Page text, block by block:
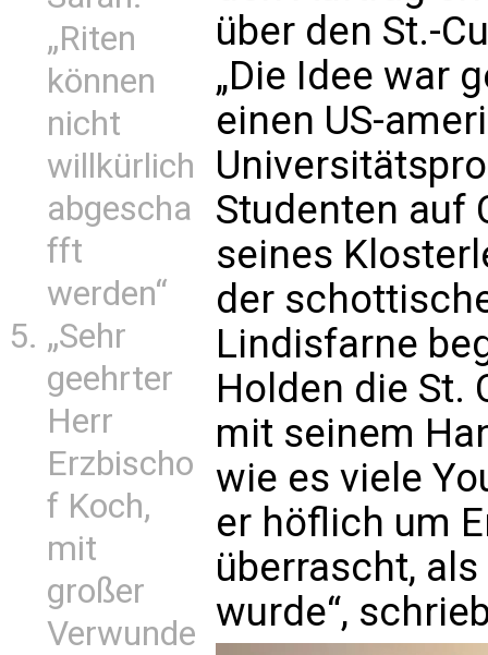
„Riten
können
nicht
willkürlich
abgescha
fft
werden“
„Sehr
geehrter
Herr
Erzbischo
f Koch,
mit
großer
Verwunde
über den St.-
„Die Idee war
einen US-
Studenten auf
seines
der
Lindisfarne
Holden die St.
mit seinem
wie es viele
er höflich um
überrascht,
wurde“,